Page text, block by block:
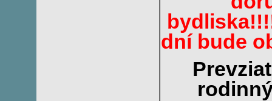
dní bude